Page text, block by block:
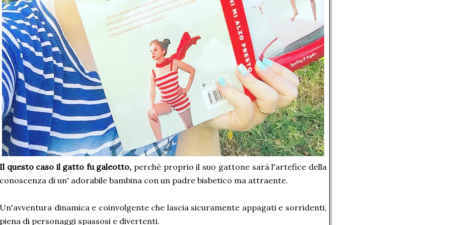
Il questo caso il gatto fu galeotto, perchè proprio il suo gattone sarà l'artefice della
conoscenza di un' adorabile bambina con un padre bisbetico ma attraente.
Un'avventura dinamica e coinvolgente che lascia sicuramente appagati e sorridenti,
piena di personaggi spassosi e divertenti.